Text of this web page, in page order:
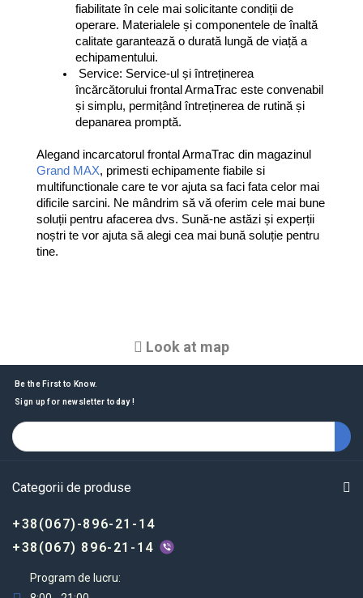
fiabilitate în cele mai solicitante condiții de
operare. Materialele și componentele de înaltă
calitate garantează o durată lungă de viață a
echipamentului.
Service: Service-ul și întreținerea
încărcătorului frontal ArmaTrac este convenabil
și simplu, permițând întreținerea de rutină și
depanarea promptă.
Grand MAX, primesti echipamente fiabile si
multifunctionale care te vor ajuta sa faci fata celor mai
dificile sarcini. Ne mândrim să vă oferim cele mai bune
soluții pentru afacerea dvs. Sună-ne astăzi și experții
noștri te vor ajuta să alegi cea mai bună soluție pentru
tine.
Look at map
Be the First to Know.
Sign up for newsletter today !
Categorii de produse
+38(067)-896-21-14
+38(067) 896-21-14
Program de lucru: